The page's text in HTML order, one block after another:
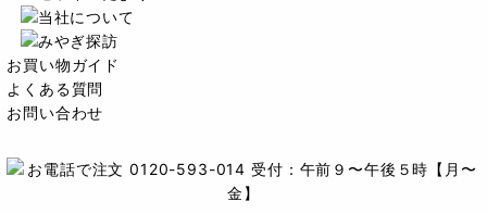
お買い物ガイド
よくある質問
お問い合わせ